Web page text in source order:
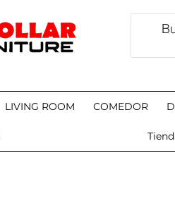
LIVING ROOM COMEDOR